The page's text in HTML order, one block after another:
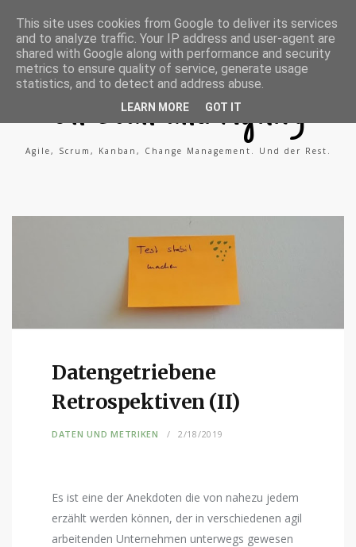
A
g
i
l
e
P
s
X
n
g
L
i
n
k
e
d
On Lean and Agility
Agile, Scrum, Kanban, Change Management. Und der Rest.
Datengetriebene
Retrospektiven (II)
DATEN UND METRIKEN 2/18/2019
Es ist eine der Anekdoten die von nahezu jedem
erzählt werden können, der in verschiedenen agil
arbeitenden Unternehmen unterwegs gewesen
This site uses cookies from Google to deliver its services
and to analyze traffic. Your IP address and user-agent are
shared with Google along with performance and security
metrics to ensure quality of service, generate usage
statistics, and to detect and address abuse.
LEARN MORE GOT IT